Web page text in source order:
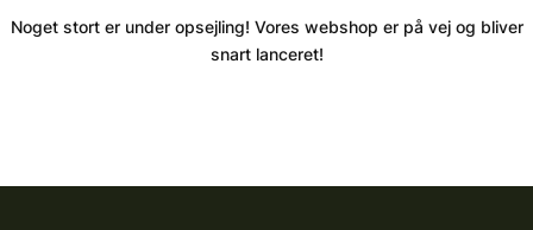
Noget stort er under opsejling! Vores webshop er på vej og bliver
snart lanceret!